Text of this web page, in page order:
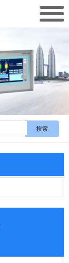
搜索